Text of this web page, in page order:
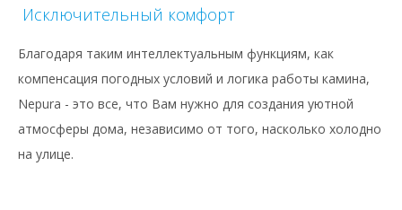
Исключительный комфорт
Благодаря таким интеллектуальным функциям, как
компенсация погодных условий и логика работы камина,
Nepura - это все, что Вам нужно для создания уютной
атмосферы дома, независимо от того, насколько холодно
на улице.